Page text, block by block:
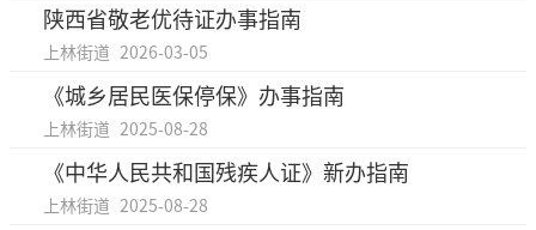
陕西省敬老优待证办事指南
上林街道 2026-03-05
《城乡居民医保停保》办事指南
上林街道 2025-08-28
《中华人民共和国残疾人证》新办指南
上林街道 2025-08-28